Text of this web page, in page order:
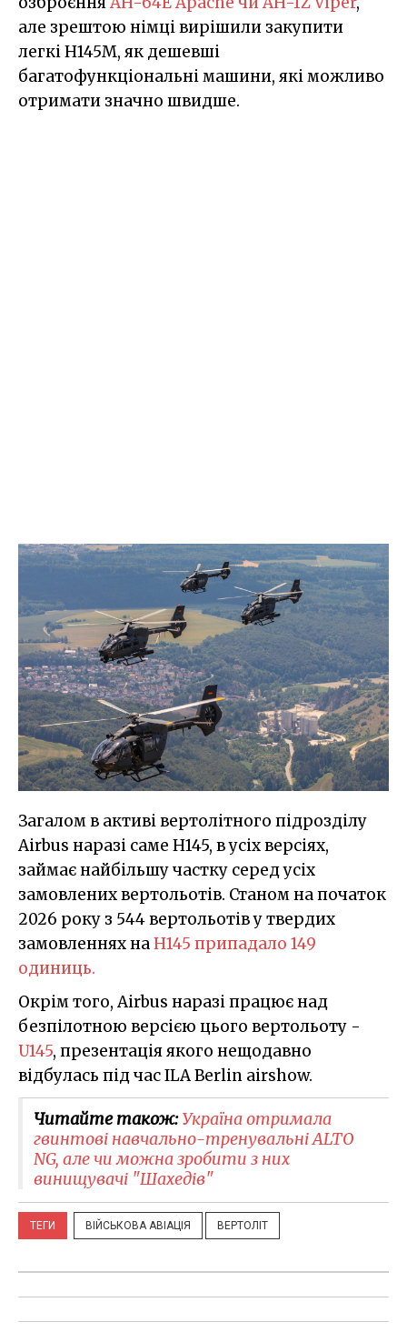
але зрештою німці вирішили закупити
легкі H145M, як дешевші
багатофункціональні машини, які можливо
отримати значно швидше.
Загалом в активі вертолітного підрозділу
Airbus наразі саме H145, в усіх версіях,
займає найбільшу частку серед усіх
замовлених вертольотів. Станом на початок
2026 року з 544 вертольотів у твердих
замовленнях наH145 припадало 149
одиниць.
Окрім того, Airbus наразі працює над
безпілотною версією цього вертольоту -
U145, презентація якого нещодавно
відбулась під час ILA Berlin airshow.
Читайте також:Україна отримала
гвинтові навчально-тренувальні ALTO
NG, але чи можна зробити з них
винищувачі "Шахедів"
ТЕГИ ВІЙСЬКОВА АВІАЦІЯ ВЕРТОЛІТ